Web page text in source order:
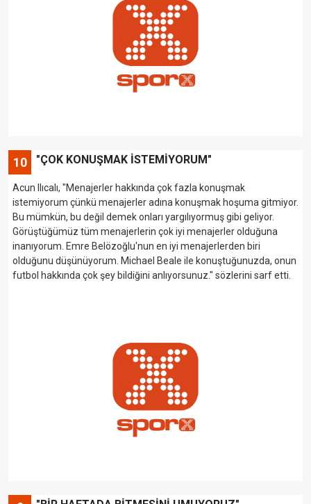
10 "ÇOK KONUŞMAK İSTEMİYORUM"
Acun Ilıcalı, "Menajerler hakkında çok fazla konuşmak
istemiyorum çünkü menajerler adına konuşmak hoşuma gitmiyor.
Bu mümkün, bu değil demek onları yargılıyormuş gibi geliyor.
Görüştüğümüz tüm menajerlerin çok iyi menajerler olduğuna
inanıyorum. Emre Belözoğlu'nun en iyi menajerlerden biri
olduğunu düşünüyorum. Michael Beale ile konuştuğunuzda, onun
futbol hakkında çok şey bildiğini anlıyorsunuz." sözlerini sarf etti.